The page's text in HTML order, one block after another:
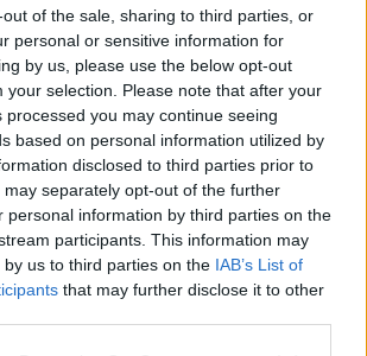
of the sale, sharing to third parties, or
personal or sensitive information for
by us, please use the below opt-out
your selection. Please note that after your
processed you may continue seeing
based on personal information utilized by
disclosed to third parties prior to
separately opt-out of the further
personal information by third parties on the
participants. This information may
us to third parties on the IAB’s List of
that may further disclose it to other
για τον καρκίνο του